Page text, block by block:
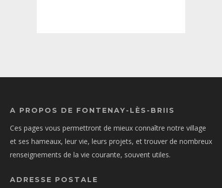
A PROPOS DE FONTENAY-LÈS-BRIIS
Ces pages vous permettront de mieux connaître notre village
et ses hameaux, leur vie, leurs projets, et trouver de nombreux
renseignements de la vie courante, souvent utiles.
ADRESSE POSTALE